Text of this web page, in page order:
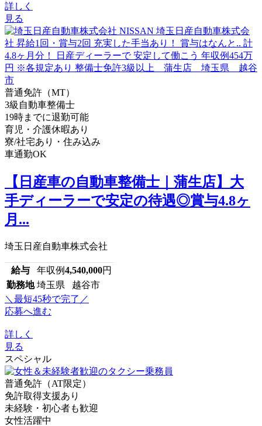
詳しく
見る
普通免許（MT）
3級自動車整備士
19時までに退勤可能
育児・介護休暇あり
寮/社宅あり・住み込み
車通勤OK
【日産車の自動車整備士｜蒲生店】大
手ディーラーで安定の待遇◎賞与4.8ヶ
月...
埼玉日産自動車株式会社
給与 年収例4,540,000円
勤務地 埼玉県 越谷市
＼最短45秒で完了／
応募へ進む
詳しく
見る
スペシャル
普通免許（AT限定）
免許取得支援あり
未経験・初心者も歓迎
女性活躍中